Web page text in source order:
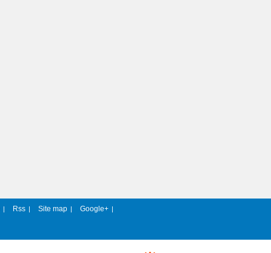
| Rss | Site map | Google+ |